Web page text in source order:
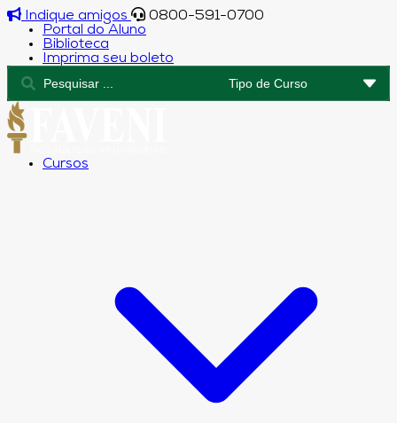
Indique amigos
0800-591-0700
Portal do Aluno
Biblioteca
Imprima seu boleto
Cursos